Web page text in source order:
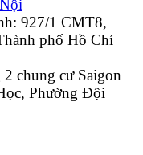
927/1 CMT8,
phố Hồ Chí
chung cư Saigon
Phường Đội